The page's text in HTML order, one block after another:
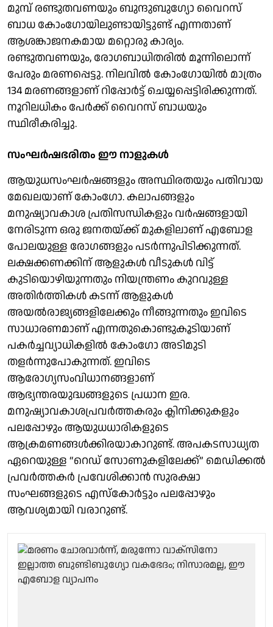
മുമ്പ് രണ്ടുതവണയും ബുന്ദുബുഗ്യോ വൈറസ്
ബാധ കോംഗോയിലുണ്ടായിട്ടുണ്ട് എന്നതാണ്
ആശങ്കാജനകമായ മറ്റൊരു കാര്യം.
രണ്ടുതവണയും, രോഗബാധിതരിൽ മൂന്നിലൊന്ന്
പേരും മരണപ്പെട്ടു. നിലവിൽ കോംഗോയിൽ മാത്രം
134 മരണങ്ങളാണ് റിപ്പോർട്ട് ചെയ്യപ്പെട്ടിരിക്കുന്നത്.
നൂറിലധികം പേർക്ക് വൈറസ് ബാധയും
സ്ഥിരീകരിച്ചു.
സംഘർഷഭരിതം ഈ നാളുകൾ
ആയുധസംഘർഷങ്ങളും അസ്ഥിരതയും പതിവായ
മേഖലയാണ് കോംഗോ. കലാപങ്ങളും
മനുഷ്യാവകാശ പ്രതിസന്ധികളും വർഷങ്ങളായി
നേരിടുന്ന ഒരു ജനതയ്ക്ക് മുകളിലാണ് എബോള
പോലയുള്ള രോഗങ്ങളും പടർന്നുപിടിക്കുന്നത്.
ലക്ഷക്കണക്കിന് ആളുകൾ വീടുകൾ വിട്ട്
കുടിയൊഴിയുന്നതും നിയന്ത്രണം കുറവുള്ള
അതിർത്തികൾ കടന്ന് ആളുകൾ
അയൽരാജ്യങ്ങളിലേക്കും നീങ്ങുന്നതും ഇവിടെ
സാധാരണമാണ് എന്നതുകൊണ്ടുകൂടിയാണ്
പകർച്ചവ്യാധികളിൽ കോംഗോ അടിമുടി
തളർന്നുപോകുന്നത്. ഇവിടെ
ആരോഗ്യസംവിധാനങ്ങളാണ്
ആഭ്യന്തരയുദ്ധങ്ങളുടെ പ്രധാന ഇര.
മനുഷ്യാവകാശപ്രവർത്തകരും ക്ലിനിക്കുകളും
പലപ്പോഴും ആയുധധാരികളുടെ
ആക്രമണങ്ങൾക്കിരയാകാറുണ്ട്. അപകടസാധ്യത
ഏറെയുള്ള “റെഡ് സോണുകളിലേക്ക്” മെഡിക്കൽ
പ്രവർത്തകർ പ്രവേശിക്കാൻ സുരക്ഷാ
സംഘങ്ങളുടെ എസ്കോർട്ടും പലപ്പോഴും
ആവശ്യമായി വരാറുണ്ട്.